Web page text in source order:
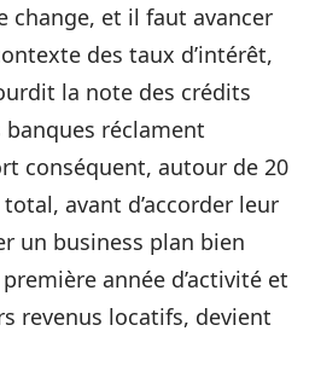
change, et il faut avancer
des taux d’intérêt,
la note des crédits
réclament
conséquent, autour de 20
avant d’accorder leur
un business plan bien
année d’activité et
revenus locatifs, devient